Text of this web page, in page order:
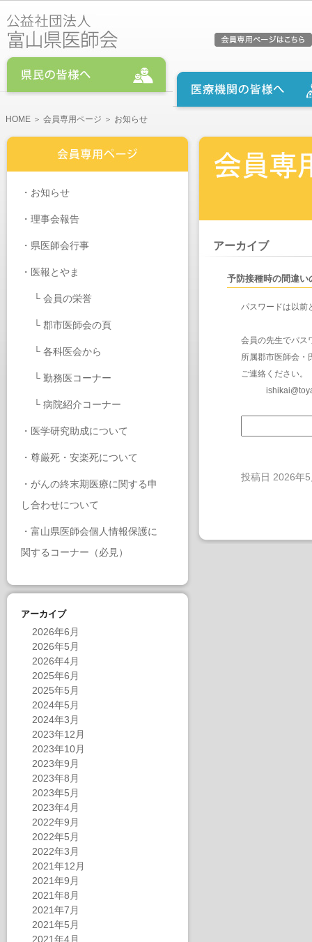
HOME ＞ 会員専用ページ ＞ お知らせ
・ お知らせ
・ 理事会報告
・ 県医師会行事
・医報とやま
└ 会員の栄誉
└ 郡市医師会の頁
└ 各科医会から
└ 勤務医コーナー
└ 病院紹介コーナー
・ 医学研究助成について
・ 尊厳死・安楽死について
・ がんの終末期医療に関する申
し合わせについて
・ 富山県医師会個人情報保護に
関するコーナー（必見）
アーカイブ
2026年6月
2026年5月
2026年4月
2025年6月
2025年5月
2024年5月
2024年3月
2023年12月
2023年10月
2023年9月
2023年8月
2023年5月
2023年4月
2022年9月
2022年5月
2022年3月
2021年12月
2021年9月
2021年8月
2021年7月
2021年5月
2021年4月
アーカイブ
予防接種時の間違い
パスワードは以前
会員の先生でパス
所属郡市医師会・
ご連絡ください。
投稿日 2026年